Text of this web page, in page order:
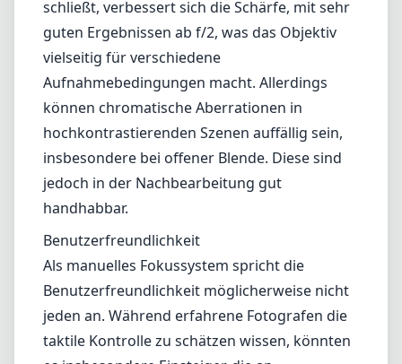
Benutzerfreundlichkeit
Als manuelles Fokussystem spricht die
Benutzerfreundlichkeit möglicherweise nicht
jeden an. Während erfahrene Fotografen die
taktile Kontrolle zu schätzen wissen, könnten
es insbesondere Einsteiger, die an
Autofokussysteme gewöhnt sind, als
herausfordernd empfinden, besonders in
schnellen Situationen. Zudem bedeutet das
Fehlen von Elektronik, dass keine EXIF-Daten
in der Kamera aufgezeichnet werden, was für
einige Nutzer ein Nachteil sein kann.
Vorteile und Nachteile
Vorteile